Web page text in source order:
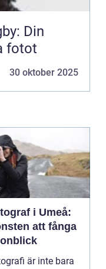
Din
fotot
30 oktober 2025
i Umeå:
att fånga
är inte bara